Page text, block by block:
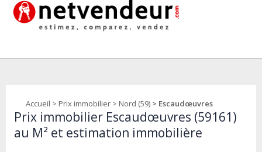
Accueil > Prix immobilier > Nord (59) > Escaudœuvres
Prix immobilier Escaudœuvres (59161)
au M² et estimation immobilière